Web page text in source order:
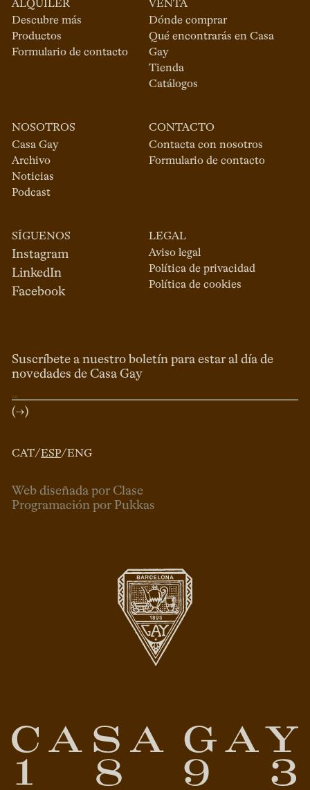
ESP CAT ENG
ALQUILER
Descubre más
Productos
Formulario de contacto
VENTA
Dónde comprar
Qué encontrarás en Casa
Gay
Tienda
Catálogos
NOSOTROS
Casa Gay
Archivo
Noticias
Podcast
CONTACTO
Contacta con nosotros
Formulario de contacto
SÍGUENOS
Instagram
LinkedIn
Facebook
LEGAL
Aviso legal
Política de privacidad
Política de cookies
CAT/ESP/ENG
Suscríbete a nuestro boletín para estar al día de
novedades de Casa Gay
(→)
Web diseñada por Clase
Programación por Pukkas